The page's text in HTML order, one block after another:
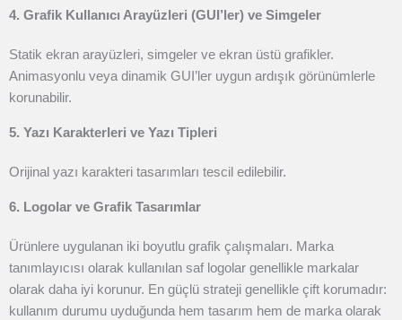
4. Grafik Kullanıcı Arayüzleri (GUI’ler) ve Simgeler
Statik ekran arayüzleri, simgeler ve ekran üstü grafikler.
Animasyonlu veya dinamik GUI’ler uygun ardışık görünümlerle
korunabilir.
5. Yazı Karakterleri ve Yazı Tipleri
Orijinal yazı karakteri tasarımları tescil edilebilir.
6. Logolar ve Grafik Tasarımlar
Ürünlere uygulanan iki boyutlu grafik çalışmaları. Marka
tanımlayıcısı olarak kullanılan saf logolar genellikle markalar
olarak daha iyi korunur. En güçlü strateji genellikle çift korumadır:
kullanım durumu uyduğunda hem tasarım hem de marka olarak